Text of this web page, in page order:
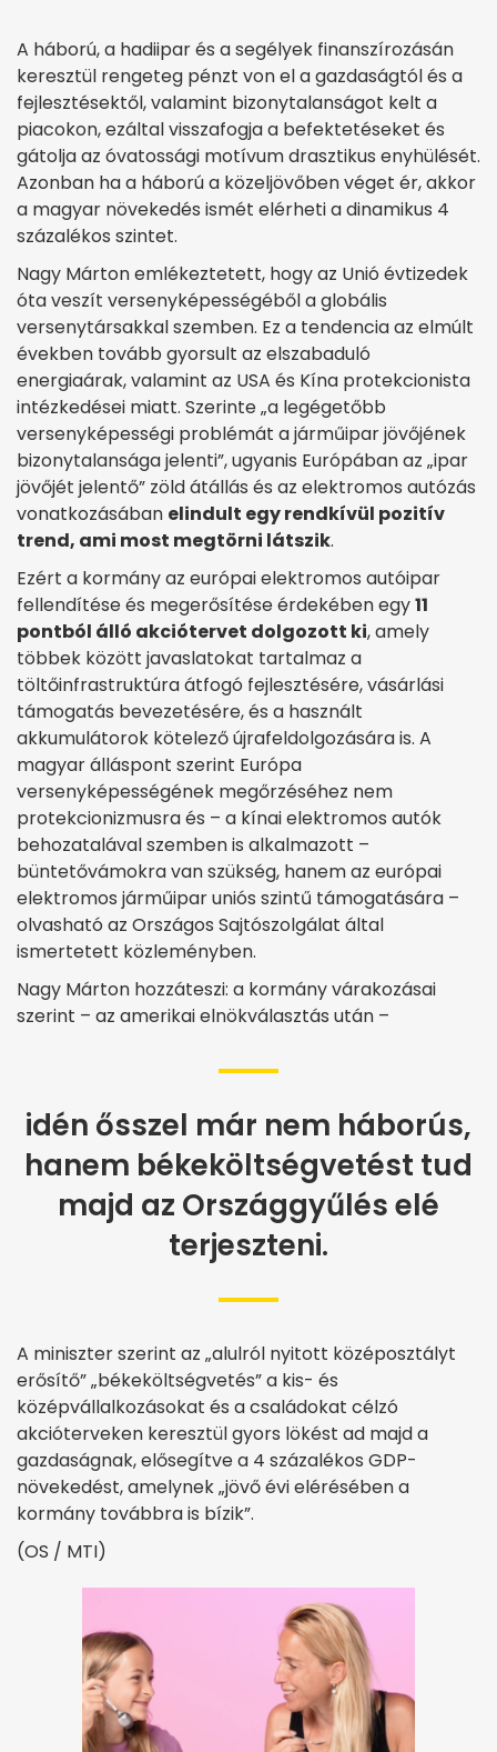
A háború, a hadiipar és a segélyek finanszírozásán
keresztül rengeteg pénzt von el a gazdaságtól és a
fejlesztésektől, valamint bizonytalanságot kelt a
piacokon, ezáltal visszafogja a befektetéseket és
gátolja az óvatossági motívum drasztikus enyhülését.
Azonban ha a háború a közeljövőben véget ér, akkor
a magyar növekedés ismét elérheti a dinamikus 4
százalékos szintet.
Nagy Márton emlékeztetett, hogy az Unió évtizedek
óta veszít versenyképességéből a globális
versenytársakkal szemben. Ez a tendencia az elmúlt
években tovább gyorsult az elszabaduló
energiaárak, valamint az USA és Kína protekcionista
intézkedései miatt. Szerinte „a legégetőbb
versenyképességi problémát a járműipar jövőjének
bizonytalansága jelenti”, ugyanis Európában az „ipar
jövőjét jelentő” zöld átállás és az elektromos autózás
vonatkozásában elindult egy rendkívül pozitív
trend, ami most megtörni látszik.
Ezért a kormány az európai elektromos autóipar
fellendítése és megerősítése érdekében egy11
pontból álló akciótervet dolgozott ki, amely
többek között javaslatokat tartalmaz a
töltőinfrastruktúra átfogó fejlesztésére, vásárlási
támogatás bevezetésére, és a használt
akkumulátorok kötelező újrafeldolgozására is. A
magyar álláspont szerint Európa
versenyképességének megőrzéséhez nem
protekcionizmusra és – a kínai elektromos autók
behozatalával szemben is alkalmazott –
büntetővámokra van szükség, hanem az európai
elektromos járműipar uniós szintű támogatására –
olvasható az Országos Sajtószolgálat által
ismertetett közleményben.
Nagy Márton hozzáteszi: a kormány várakozásai
szerint – az amerikai elnökválasztás után –
idén ősszel már nem háborús,
hanem békeköltségvetést tud
majd az Országgyűlés elé
terjeszteni.
A miniszter szerint az „alulról nyitott középosztályt
erősítő” „békeköltségvetés” a kis- és
középvállalkozásokat és a családokat célzó
akcióterveken keresztül gyors lökést ad majd a
gazdaságnak, elősegítve a 4 százalékos GDP-
növekedést, amelynek „jövő évi elérésében a
kormány továbbra is bízik”.
(OS / MTI)